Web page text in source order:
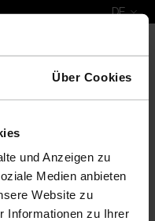
Über Cookies
und Anzeigen zu
Medien anbieten
Website zu
Informationen zu Ihrer
DE
gefunden